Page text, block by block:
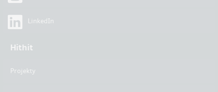
LinkedIn
Hithit
Projekty